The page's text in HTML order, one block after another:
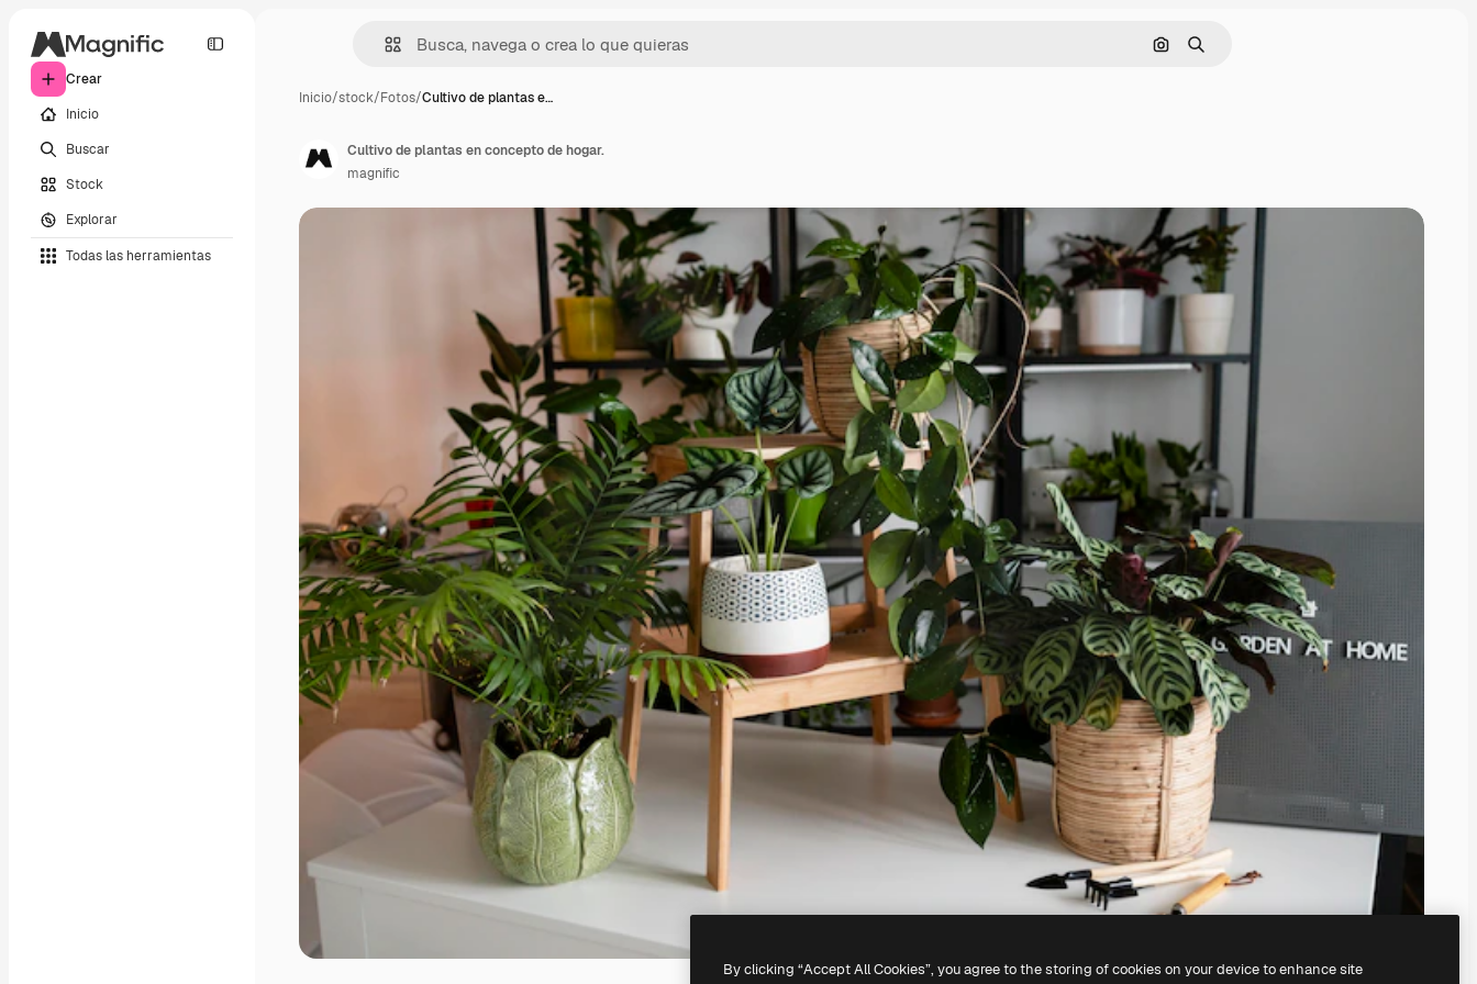
Crear
Inicio
Buscar
Stock
Explorar
Todas las herramientas
Buscar por imagen
Buscar
Inicio/stock/Fotos/Cultivo de plantas e…
Cultivo de plantas en concepto de hogar.
magnific
By clicking “Accept All Cookies”, you agree to the storing of cookies on your device to enhance site